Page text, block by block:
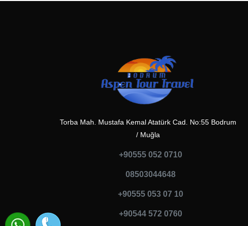
Torba Mah. Mustafa Kemal Atatürk Cad. No:55 Bodrum
/ Muğla
+90555 052 0710
08503044648
+90555 053 07 10
+90544 572 0760